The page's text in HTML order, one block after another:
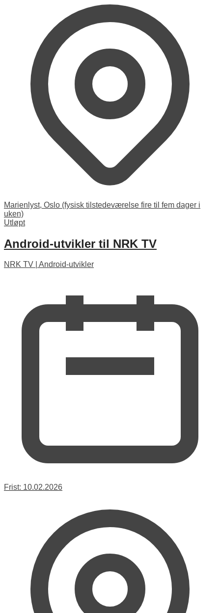
Marienlyst, Oslo (fysisk tilstedeværelse fire til fem dager i
uken)
Utløpt
Android-utvikler til NRK TV
NRK TV Android-utvikler
Frist: 10.02.2026